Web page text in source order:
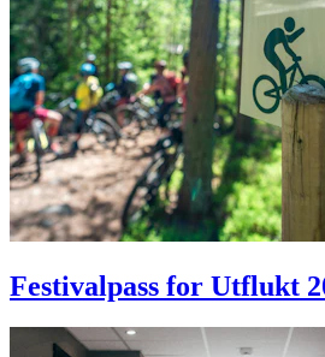
Festivalpass for Utflukt